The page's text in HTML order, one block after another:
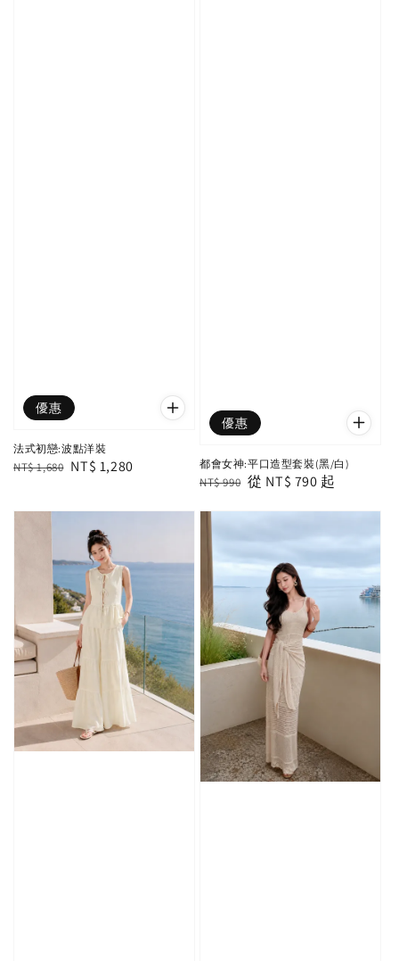
優惠
法式初戀:波點洋裝
Regular
NT$ 1,680 Sale
NT$ 1,280
優惠
都會女神:平口造型套裝(黑/白)
Regular
NT$ 990 Sale
從 NT$ 790 起